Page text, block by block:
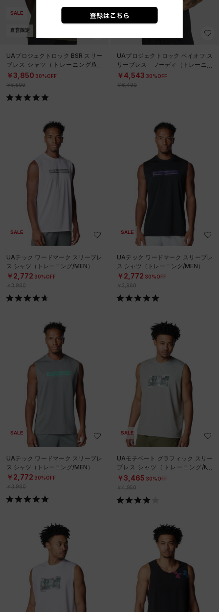
SALE
直営限定
UAプロジェクトロック BSR スリー
ブレス シャツ（トレーニング/ME
N）
￥3,850 30%OFF
￥5,500
SALE
UAプロジェクトロック ペイオフ ス
リーブレス フーディ（トレーニン
グ/MEN）
￥4,543 30%OFF
￥6,490
SALE
UAテック ワードマーク スリーブレ
ス シャツ（トレーニング/MEN）
￥2,772 30%OFF
￥3,960
SALE
UAテック ワードマーク スリーブレ
ス シャツ（トレーニング/MEN）
￥2,772 30%OFF
￥3,960
SALE
UAテック ワードマーク スリーブレ
ス シャツ（トレーニング/MEN）
￥2,772 30%OFF
￥3,960
SALE
UAモチベート グラフィック スリー
ブレス シャツ（トレーニング/ME
N）
￥3,465 30%OFF
￥4,950